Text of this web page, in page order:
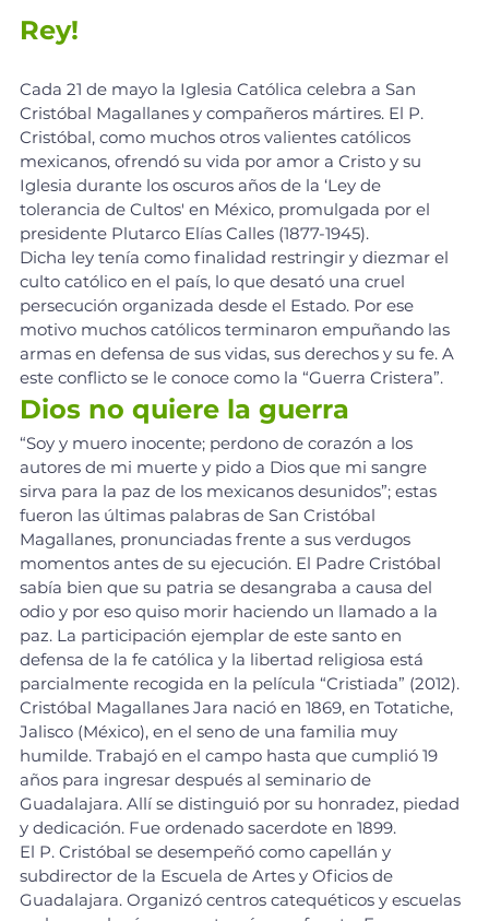
Rey!
Cada 21 de mayo la Iglesia Católica celebra a San
Cristóbal Magallanes y compañeros mártires. El P.
Cristóbal, como muchos otros valientes católicos
mexicanos, ofrendó su vida por amor a Cristo y su
Iglesia durante los oscuros años de la ‘Ley de
tolerancia de Cultos' en México, promulgada por el
presidente Plutarco Elías Calles (1877-1945).
Dicha ley tenía como finalidad restringir y diezmar el
culto católico en el país, lo que desató una cruel
persecución organizada desde el Estado. Por ese
motivo muchos católicos terminaron empuñando las
armas en defensa de sus vidas, sus derechos y su fe. A
este conflicto se le conoce como la “Guerra Cristera”.
Dios no quiere la guerra
“Soy y muero inocente; perdono de corazón a los
autores de mi muerte y pido a Dios que mi sangre
sirva para la paz de los mexicanos desunidos”; estas
fueron las últimas palabras de San Cristóbal
Magallanes, pronunciadas frente a sus verdugos
momentos antes de su ejecución. El Padre Cristóbal
sabía bien que su patria se desangraba a causa del
odio y por eso quiso morir haciendo un llamado a la
paz. La participación ejemplar de este santo en
defensa de la fe católica y la libertad religiosa está
parcialmente recogida en la película “Cristiada” (2012).
Cristóbal Magallanes Jara nació en 1869, en Totatiche,
Jalisco (México), en el seno de una familia muy
humilde. Trabajó en el campo hasta que cumplió 19
años para ingresar después al seminario de
Guadalajara. Allí se distinguió por su honradez, piedad
y dedicación. Fue ordenado sacerdote en 1899.
El P. Cristóbal se desempeñó como capellán y
subdirector de la Escuela de Artes y Oficios de
Guadalajara. Organizó centros catequéticos y escuelas